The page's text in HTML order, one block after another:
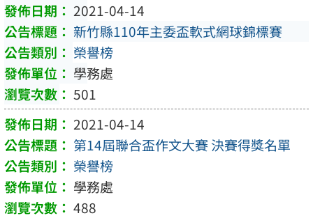
2021-04-14
新竹縣110年主委盃軟式網球錦標賽
榮譽榜
學務處
501
2021-04-14
第14屆聯合盃作文大賽 決賽得獎名單
榮譽榜
學務處
488